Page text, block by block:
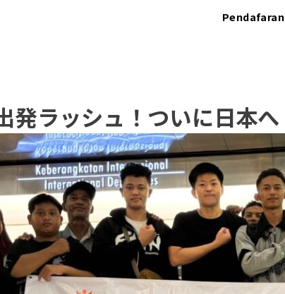
Pendafaran
発ラッシュ！ついに日本へ